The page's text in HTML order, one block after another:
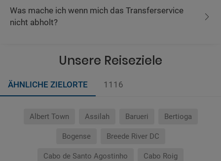
Was mache ich wenn mich das Transferservice
nicht abholt?
Unsere Reiseziele
ÄHNLICHE ZIELORTE 1116
Albert Town Assilah Barueri Bertioga
Bogense Breede River DC
Cabo de Santo Agostinho Cabo Roig